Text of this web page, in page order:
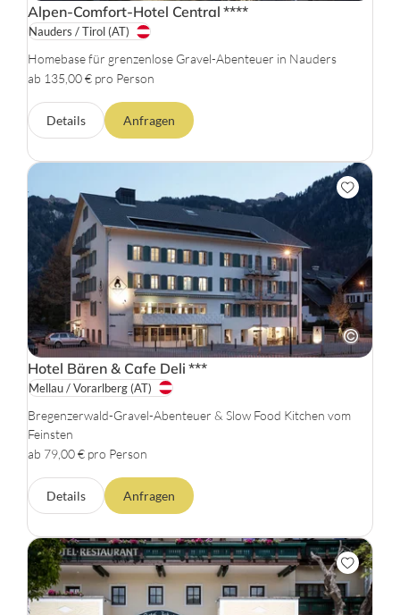
Alpen-Comfort-Hotel Central ****
Nauders / Tirol (AT)
Homebase für grenzenlose Gravel-Abenteuer in Nauders
ab 135,00 € pro Person
Details Anfragen
Hotel Bären & Cafe Deli ***
Mellau / Vorarlberg (AT)
Bregenzerwald-Gravel-Abenteuer & Slow Food Kitchen vom
Feinsten
ab 79,00 € pro Person
Details Anfragen